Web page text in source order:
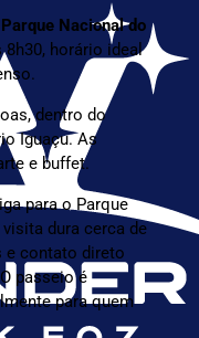
Parque Nacional do
8h30, horário ideal
dentro do
Iguaçu. As
e buffet.
para o Parque
dura cerca de
e contato direto
passeio é
para quem